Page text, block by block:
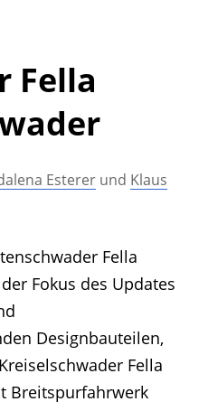
Energie
Archiv
Marke
Fella
Esterer und Klaus
Fella
der Fokus des Updates
Designbauteilen,
Fella
Breitspurfahrwerk